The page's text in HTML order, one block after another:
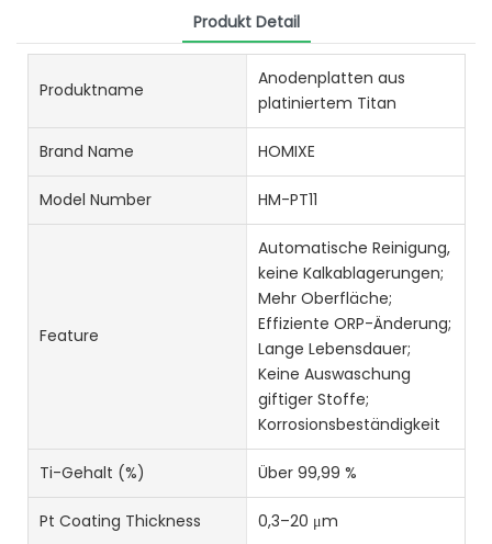
Produkt Detail
Produktname
Anodenplatten aus
platiniertem Titan
Brand Name HOMIXE
Model Number HM-PT11
Feature
Automatische Reinigung,
keine Kalkablagerungen;
Mehr Oberfläche;
Effiziente ORP-Änderung;
Lange Lebensdauer;
Keine Auswaschung
giftiger Stoffe;
Korrosionsbeständigkeit
Ti-Gehalt (%) Über 99,99 %
Pt Coating Thickness 0,3–20 μm